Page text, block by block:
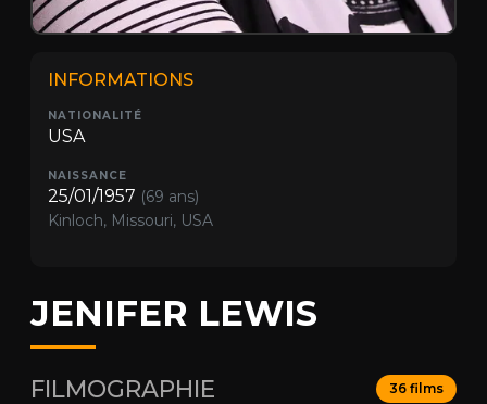
INFORMATIONS
NATIONALITÉ
USA
NAISSANCE
25/01/1957 (69 ans)
Kinloch, Missouri, USA
JENIFER LEWIS
FILMOGRAPHIE 36 films